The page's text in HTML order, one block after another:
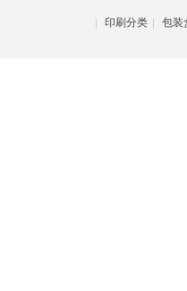
印刷分类 包装